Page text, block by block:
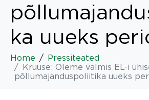
ka uueks
Home
Pressiteated
Kruuse: Oleme valmis EL-i
põllumajanduspoliitika uueks